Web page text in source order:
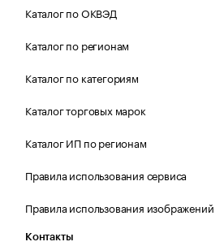
Каталог по ОКВЭД
Каталог по регионам
Каталог по категориям
Каталог торговых марок
Каталог ИП по регионам
Правила использования сервиса
Правила использования изображений
Контакты